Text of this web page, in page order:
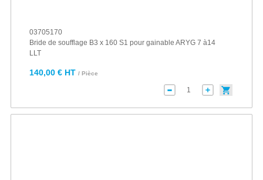
03705170
Bride de soufflage B3 x 160 S1 pour gainable ARYG 7 à14
LLT
140,00 € HT / Pièce